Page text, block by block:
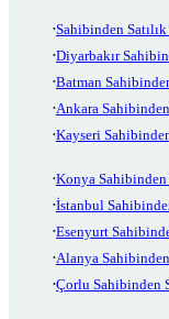
Sahibinden
Diyarbakır
Batman
Ankara
Kayseri
Konya Sahibinden
İstanbul
Esenyurt
Alanya
Çorlu Sahibinden